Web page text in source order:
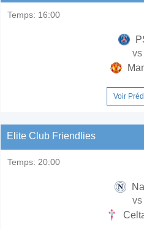
Temps: 16:00
vs
Voir
Elite Club Friendlies
Temps: 20:00
vs